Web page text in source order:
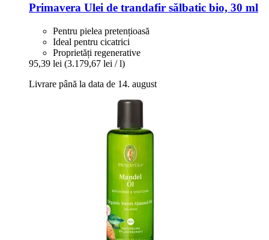
Primavera Ulei de trandafir sălbatic bio, 30 ml
Pentru pielea pretențioasă
Ideal pentru cicatrici
Proprietăți regenerative
95,39 lei (3.179,67 lei / l)
Livrare până la data de 14. august